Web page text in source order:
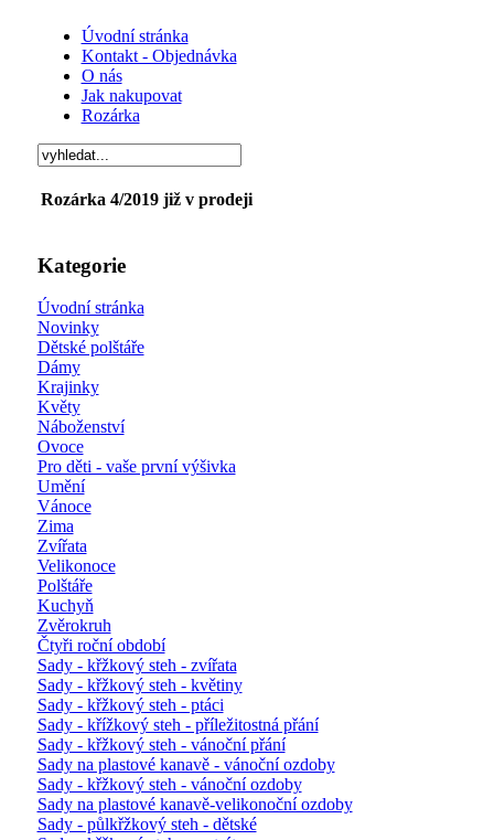
Úvodní stránka
Kontakt - Objednávka
O nás
Jak nakupovat
Rozárka
Rozárka 4/2019 již v prodeji
Kategorie
Úvodní stránka
Novinky
Dětské polštáře
Dámy
Krajinky
Květy
Náboženství
Ovoce
Pro děti - vaše první výšivka
Umění
Vánoce
Zima
Zvířata
Velikonoce
Polštáře
Kuchyň
Zvěrokruh
Čtyři roční období
Sady - křžkový steh - zvířata
Sady - křžkový steh - květiny
Sady - křžkový steh - ptáci
Sady - křížkový steh - příležitostná přání
Sady - křžkový steh - vánoční přání
Sady na plastové kanavě - vánoční ozdoby
Sady - křžkový steh - vánoční ozdoby
Sady na plastové kanavě-velikonoční ozdoby
Sady - půlkřžkový steh - dětské